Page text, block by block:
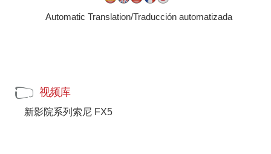
Automatic Translation/Traducción automatizada
视频库
新影院系列索尼 FX5